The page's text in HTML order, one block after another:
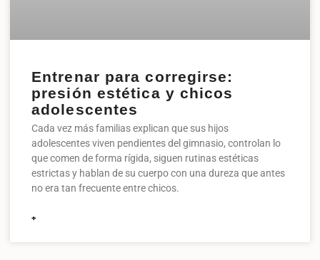
Entrenar para corregirse:
presión estética y chicos
adolescentes
Cada vez más familias explican que sus hijos
adolescentes viven pendientes del gimnasio, controlan lo
que comen de forma rígida, siguen rutinas estéticas
estrictas y hablan de su cuerpo con una dureza que antes
no era tan frecuente entre chicos.
+